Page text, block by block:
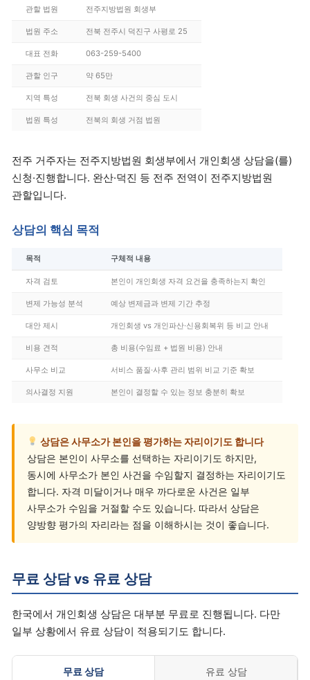
관할 법원 전주지방법원 회생부
법원 주소 전북 전주시 덕진구 사평로 25
대표 전화 063-259-5400
관할 인구 약 65만
지역 특성 전북 회생 사건의 중심 도시
법원 특성 전북의 회생 거점 법원
전주 거주자는 전주지방법원 회생부에서 개인회생 상담을(를)
신청·진행합니다. 완산·덕진 등 전주 전역이 전주지방법원
관할입니다.
상담의 핵심 목적
목적 구체적 내용
자격 검토 본인이 개인회생 자격 요건을 충족하는지 확인
변제 가능성 분석 예상 변제금과 변제 기간 추정
대안 제시 개인회생 vs 개인파산·신용회복위 등 비교 안내
비용 견적 총 비용(수임료 + 법원 비용) 안내
사무소 비교 서비스 품질·사후 관리 범위 비교 기준 확보
의사결정 지원 본인이 결정할 수 있는 정보 충분히 확보
상담은 사무소가 본인을 평가하는 자리이기도 합니다
상담은 본인이 사무소를 선택하는 자리이기도 하지만,
동시에 사무소가 본인 사건을 수임할지 결정하는 자리이기도
합니다. 자격 미달이거나 매우 까다로운 사건은 일부
사무소가 수임을 거절할 수도 있습니다. 따라서 상담은
양방향 평가의 자리라는 점을 이해하시는 것이 좋습니다.
무료 상담 vs 유료 상담
한국에서 개인회생 상담은 대부분 무료로 진행됩니다. 다만
일부 상황에서 유료 상담이 적용되기도 합니다.
무료 상담 유료 상담